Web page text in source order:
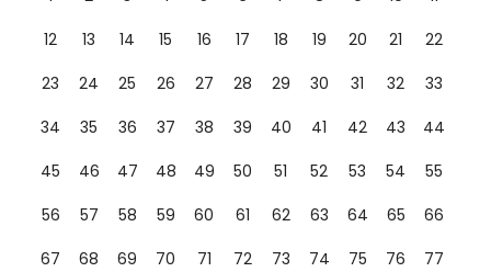
12
13 14 15 16 17 18 19 20 21
22
23
24 25 26 27 28 29 30 31 32
33
34
35 36 37 38 39 40 41 42 43
44
45
46 47 48 49 50 51 52 53 54
55
56
57 58 59 60 61 62 63 64 65
66
67
68 69 70 71 72 73 74 75 76
77